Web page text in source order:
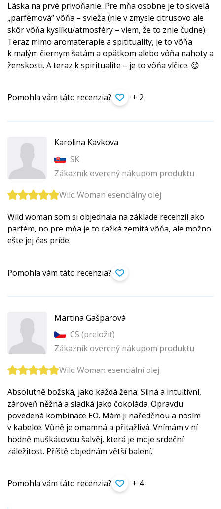
Láska na prvé privoňanie. Pre mňa osobne je to skvelá
„parfémová“ vôňa – svieža (nie v zmysle citrusovo ale
skôr vôňa kyslíku/atmosféry – viem, že to znie čudne).
Teraz mimo aromaterapie a spitituality, je to vôňa
k malým čiernym šatám a opätkom alebo vôňa nahoty a
ženskosti. A teraz k spiritualite – je to vôňa vlčice. 😉
Pomohla vám táto recenzia? + 2
Karolina Kavkova
SK
Zákazník overený nákupom produktu
Wild Woman esenciálny olej
Wild woman som si objednala na základe recenzií ako
parfém, no pre mňa je to ťažká zemitá vôňa, ale možno
ešte jej čas príde.
Pomohla vám táto recenzia?
Martina Gašparová
CS (preložiť)
Zákazník overený nákupom produktu
Wild Woman esenciální olej
Absolutně božská, jako každá žena. Silná a intuitivní,
zároveň něžná a sladká jako čokoláda. Opravdu
povedená kombinace EO. Mám ji naředěnou a nosím
v kabelce. Vůně je omamná a přitažlivá. Vnímám v ní
hodně muškátovou šalvěj, která je moje srdeční
záležitost. Příště objednám větší balení.
Pomohla vám táto recenzia? + 4